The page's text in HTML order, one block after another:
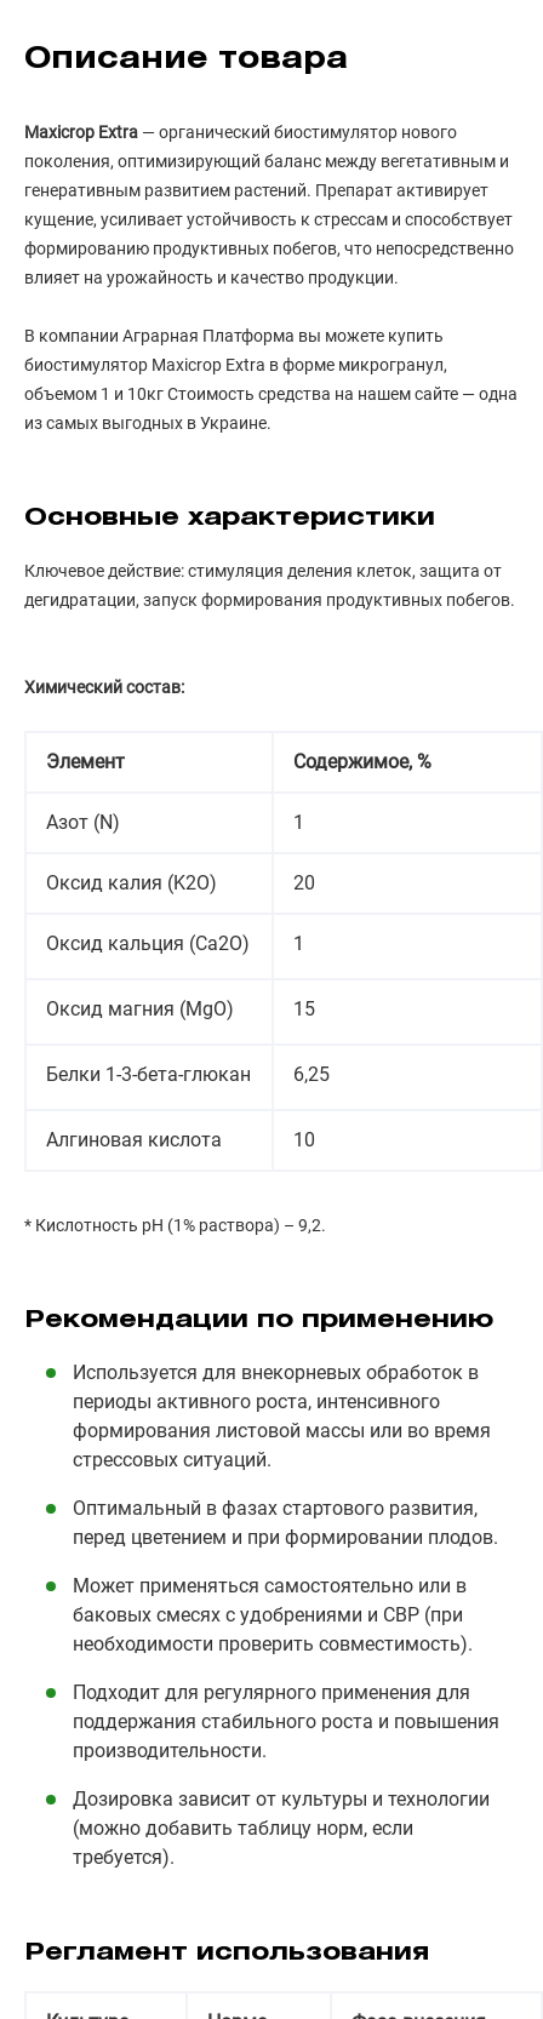
Описание товара
Maxicrop Extra — органический биостимулятор нового
поколения, оптимизирующий баланс между вегетативным и
генеративным развитием растений. Препарат активирует
кущение, усиливает устойчивость к стрессам и способствует
формированию продуктивных побегов, что непосредственно
влияет на урожайность и качество продукции.
В компании Аграрная Платформа вы можете купить
биостимулятор Maxicrop Extra в форме микрогранул,
объемом 1 и 10кг Стоимость средства на нашем сайте — одна
из самых выгодных в Украине.
Основные характеристики
Ключевое действие: стимуляция деления клеток, защита от
дегидратации, запуск формирования продуктивных побегов.
Химический состав:
Элемент Содержимое, %
Азот (N) 1
Оксид калия (K2O) 20
Оксид кальция (Ca2O) 1
Оксид магния (MgO) 15
Белки 1-3-бета-глюкан 6,25
Алгиновая кислота 10
* Кислотность рН (1% раствора) – 9,2.
Рекомендации по применению
Используется для внекорневых обработок в
периоды активного роста, интенсивного
формирования листовой массы или во время
стрессовых ситуаций.
Оптимальный в фазах стартового развития,
перед цветением и при формировании плодов.
Может применяться самостоятельно или в
баковых смесях с удобрениями и СВР (при
необходимости проверить совместимость).
Подходит для регулярного применения для
поддержания стабильного роста и повышения
производительности.
Дозировка зависит от культуры и технологии
(можно добавить таблицу норм, если
требуется).
Регламент использования